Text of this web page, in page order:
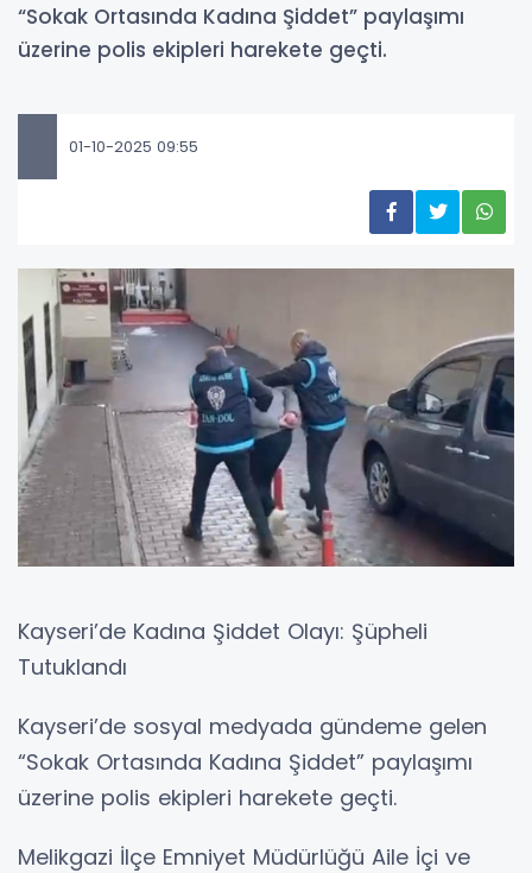
“Sokak Ortasında Kadına Şiddet” paylaşımı
üzerine polis ekipleri harekete geçti.
01-10-2025 09:55
Kayseri’de Kadına Şiddet Olayı: Şüpheli
Tutuklandı
Kayseri’de sosyal medyada gündeme gelen
“Sokak Ortasında Kadına Şiddet” paylaşımı
üzerine polis ekipleri harekete geçti.
Melikgazi İlçe Emniyet Müdürlüğü Aile İçi ve